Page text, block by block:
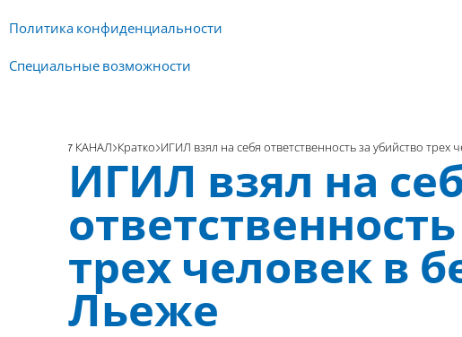
Политика конфиденциальности
Специальные возможности
7 КАНАЛ Кратко ИГИЛ взял на себя ответственность за убийство трех
ИГИЛ взял на
трех человек в
Льеже